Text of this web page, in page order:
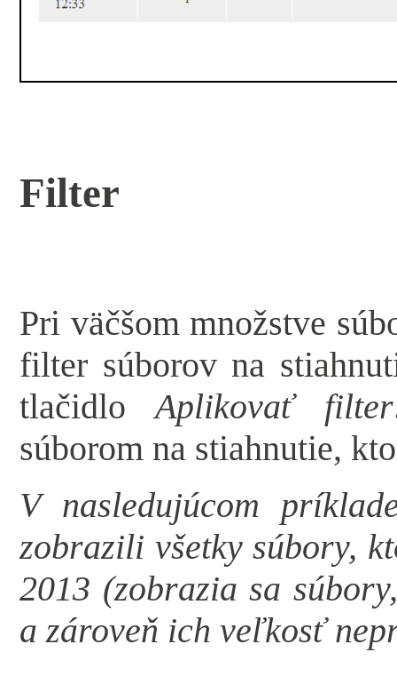
Filter
Pri väčšom množstve
filter súborov na
tlačidloAplikovať filter
súborom na stiahnutie,
V nasledujúcom
zobrazili všetky súbory,
2013 (zobrazia sa
a zároveň ich veľkosť